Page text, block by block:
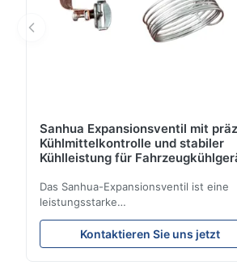
Sanhua Expansionsventil mit
Kühlmittelkontrolle und stabiler
Kühlleistung für
Das Sanhua-Expansionsventil ist eine
leistungsstarke
Kühlsteuerungskomponente, die für
Kühleinheiten, Kühltransporter und
Kühlkettentransportsysteme
Kontaktieren Sie uns jetzt